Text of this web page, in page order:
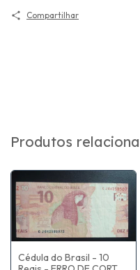
Compartilhar
Produtos
Cédula do Brasil - 10